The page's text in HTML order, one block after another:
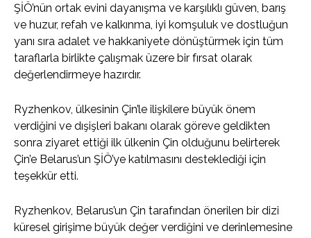
ŞİÖ’nün ortak evini dayanışma ve karşılıklı güven, barış
ve huzur, refah ve kalkınma, iyi komşuluk ve dostluğun
yanı sıra adalet ve hakkaniyete dönüştürmek için tüm
taraflarla birlikte çalışmak üzere bir fırsat olarak
değerlendirmeye hazırdır.
Ryzhenkov, ülkesinin Çin’le ilişkilere büyük önem
verdiğini ve dışişleri bakanı olarak göreve geldikten
sonra ziyaret ettiği ilk ülkenin Çin olduğunu belirterek
Çin’e Belarus’un ŞİÖ’ye katılmasını desteklediği için
teşekkür etti.
Ryzhenkov, Belarus’un Çin tarafından önerilen bir dizi
küresel girişime büyük değer verdiğini ve derinlemesine